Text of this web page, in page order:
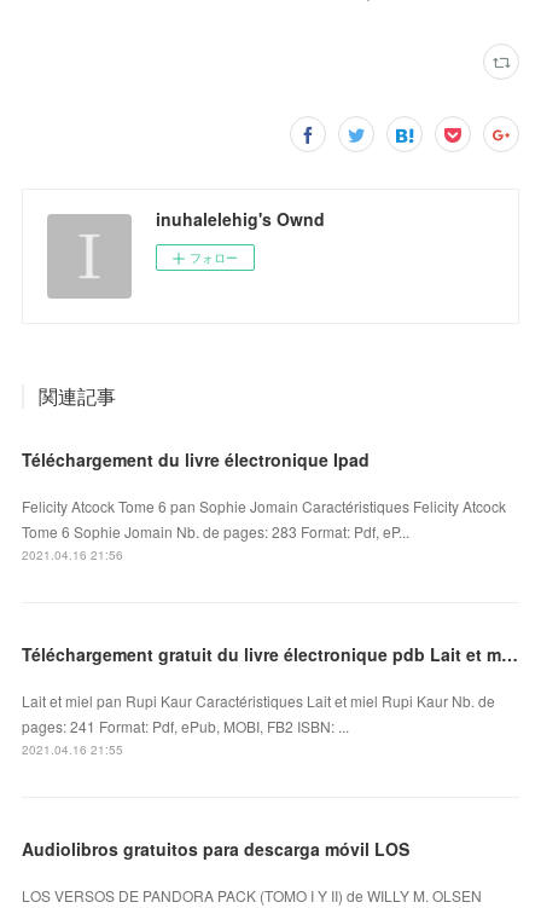
inuhalelehig's Ownd
フォロー
関連記事
Téléchargement du livre électronique Ipad
Felicity Atcock Tome 6 pan Sophie Jomain Caractéristiques Felicity Atcock
Tome 6 Sophie Jomain Nb. de pages: 283 Format: Pdf, eP...
2021.04.16 21:56
Téléchargement gratuit du livre électronique pdb Lait et miel in French iBook
Lait et miel pan Rupi Kaur Caractéristiques Lait et miel Rupi Kaur Nb. de
pages: 241 Format: Pdf, ePub, MOBI, FB2 ISBN: ...
2021.04.16 21:55
Audiolibros gratuitos para descarga móvil LOS
LOS VERSOS DE PANDORA PACK (TOMO I Y II) de WILLY M. OLSEN